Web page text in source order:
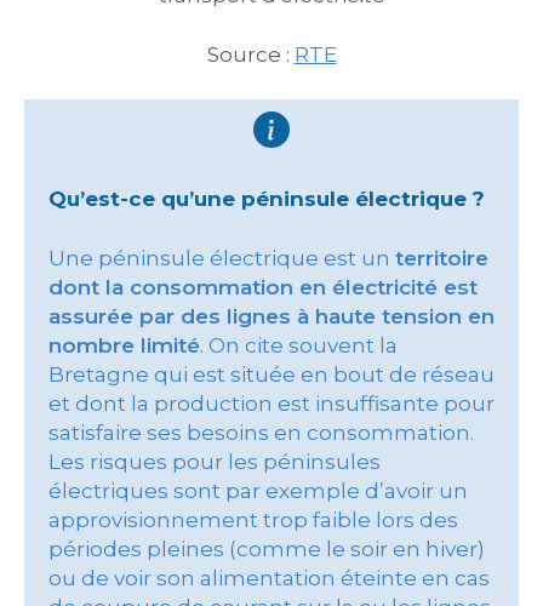
Source : RTE
Qu’est-ce qu’une péninsule électrique ?
Une péninsule électrique est un territoire
dont la consommation en électricité est
assurée par des lignes à haute tension en
nombre limité. On cite souvent la
Bretagne qui est située en bout de réseau
et dont la production est insuffisante pour
satisfaire ses besoins en consommation.
Les risques pour les péninsules
électriques sont par exemple d’avoir un
approvisionnement trop faible lors des
périodes pleines (comme le soir en hiver)
ou de voir son alimentation éteinte en cas